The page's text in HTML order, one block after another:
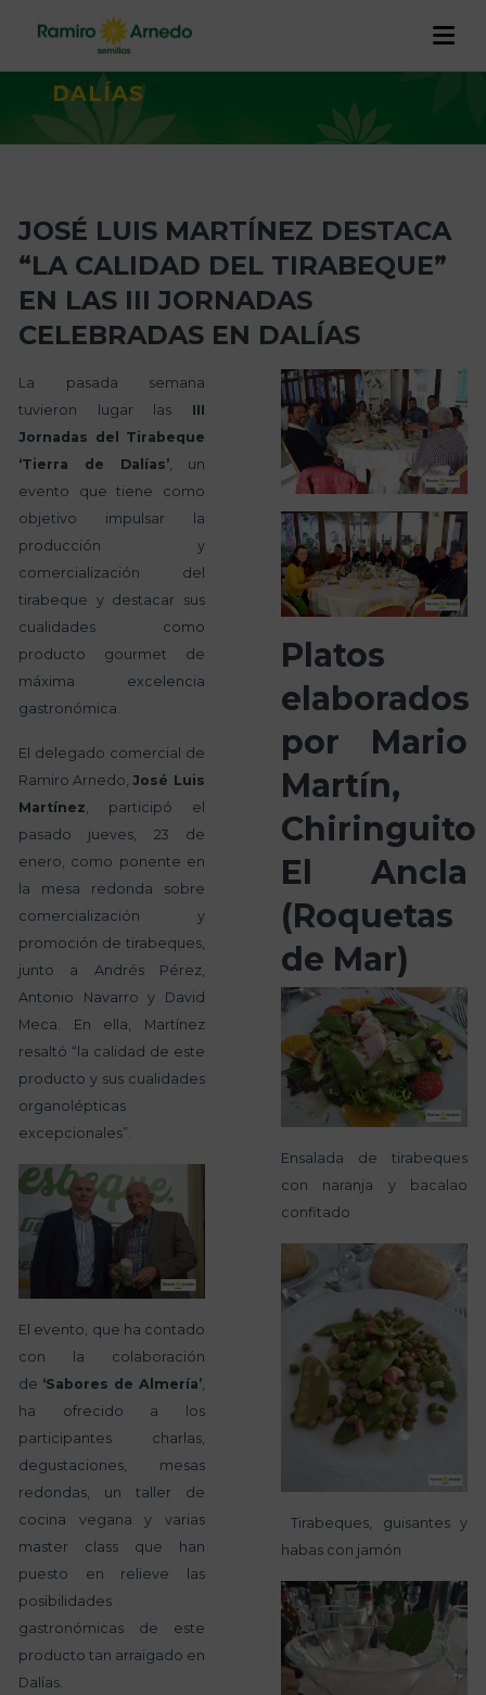
EMPRESA
Trabaja con nosotros
Proyectos
CALIDAD Y TRAZABILIDAD
RAMIRO ARNEDO EN EL MUNDO
ACTUALIDAD
DEL TIRABEQUE” EN LAS III
JORNADAS CELEBRADAS EN
DALÍAS
JOSÉ LUIS MARTÍNEZ DESTACA
“LA CALIDAD DEL TIRABEQUE”
EN LAS III JORNADAS
CELEBRADAS EN DALÍAS
La pasada semana
tuvieron lugar las III
Jornadas del Tirabeque
‘Tierra de Dalías’ , un
evento que tiene como
objetivo impulsar la
producción y
comercialización del
tirabeque y destacar sus
cualidades como
producto gourmet de
máxima excelencia
gastronómica.
El delegado comercial de
Ramiro Arnedo, José Luis
Martínez , participó el
pasado jueves, 23 de
enero, como ponente en
la mesa redonda sobre
comercialización y
promoción de tirabeques,
junto a Andrés Pérez,
Antonio Navarro y David
Meca. En ella, Martínez
resaltó “la calidad de este
producto y sus cualidades
organolépticas
excepcionales”.
El evento, que ha contado
con la colaboración
de ‘Sabores de Almería’
ha ofrecido a los
participantes charlas,
degustaciones, mesas
redondas, un taller de
cocina vegana y varias
master class que han
puesto en relieve las
posibilidades
gastronómicas de este
producto tan arraigado en
Dalías.
Platos
elaborados
por Mario
Martín,
Chiringuito
El Ancla
(Roquetas
de Mar)
Ensalada de tirabeques
con naranja y bacalao
confitado
Tirabeques, guisantes y
habas con jamón